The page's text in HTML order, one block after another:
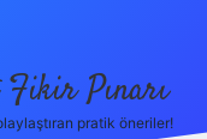
Pınarı
pratik öneriler!